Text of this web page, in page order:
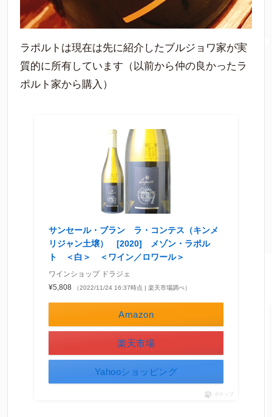
ラポルトは現在は先に紹介したブルジョワ家が実
質的に所有しています（以前から仲の良かったラ
ポルト家から購入）
サンセール・ブラン ラ・コンテス（キンメ
リジャン土壌） [2020] メゾン・ラポル
ト ＜白＞ ＜ワイン／ロワール＞
ワインショップ ドラジェ
¥5,808
（2022/11/24 16:37時点 | 楽天市場調べ）
Amazon
楽天市場
Yahooショッピング
ポチップ